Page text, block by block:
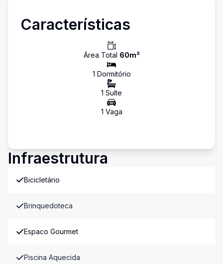
Características
Área Total 60m²
1 Dormitório
1 Suíte
1 Vaga
Infraestrutura
Bicicletário
Brinquedoteca
Espaco Gourmet
Piscina Aquecida